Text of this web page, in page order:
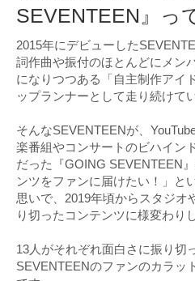
SEVENTEEN』っ
2015年にデビューした
詞作曲や振付のほとんどにメン
になりつつある「自主制作アイ
ップランナーとして走り続けて
そんなSEVENTEENが、
楽番組やコンサートのビハイン
だった『GOING SEVENTEEN
ンツをファンに届けたい！」と
思いで、2019年頃からスタジオ
り切ったコンテンツに様変わり
13人がそれぞれ面白さに振り切
SEVENTEENのファンのカラッ